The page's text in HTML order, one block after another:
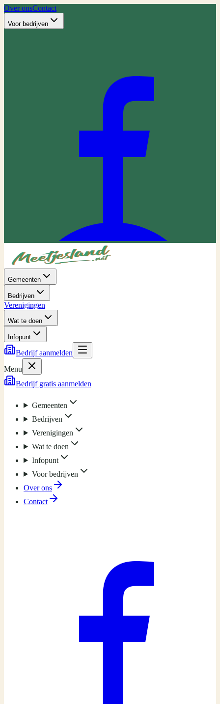
Over onsContact
Voor bedrijven
Gemeenten
Bedrijven
Verenigingen
Wat te doen
Infopunt
Bedrijf aanmelden
Menu
Bedrijf gratis aanmelden
Gemeenten
Bedrijven
Verenigingen
Wat te doen
Infopunt
Voor bedrijven
Over ons
Contact